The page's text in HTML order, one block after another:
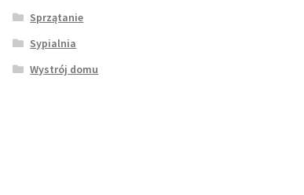
Sprzątanie
Sypialnia
Wystrój domu